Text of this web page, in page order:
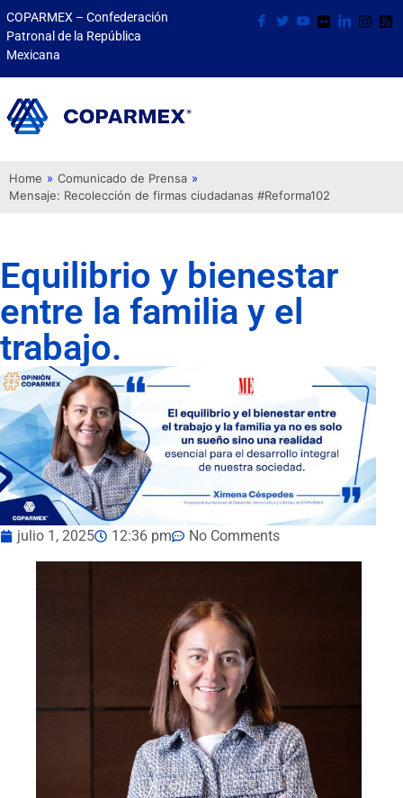
COPARMEX – Confederación
Patronal de la República
Mexicana
Home » Comunicado de Prensa »
Mensaje: Recolección de firmas ciudadanas #Reforma102
Equilibrio y bienestar
entre la familia y el
trabajo.
julio 1, 2025 12:36 pm No Comments